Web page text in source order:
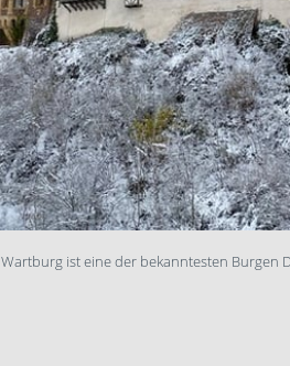
Wartburg ist eine der bekanntesten Burgen